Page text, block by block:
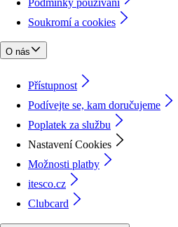
Soukromí a cookies
O nás
Přístupnost
Podívejte se, kam doručujeme
Poplatek za službu
Nastavení Cookies
Možnosti platby
itesco.cz
Clubcard